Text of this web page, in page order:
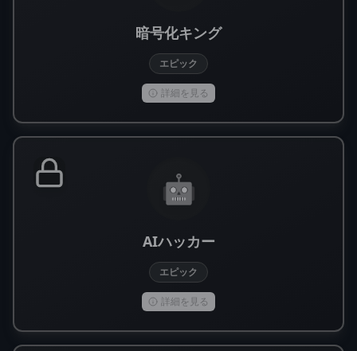
暗号化キング
エピック
詳細を見る
🤖
AIハッカー
エピック
詳細を見る